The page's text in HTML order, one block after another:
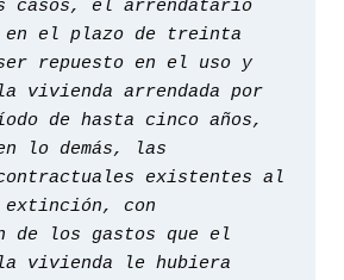
casos, el arrendatario
en el plazo de treinta
repuesto en el uso y
vivienda arrendada por
de hasta cinco años,
lo demás, las
existentes al
extinción, con
de los gastos que el
vivienda le hubiera